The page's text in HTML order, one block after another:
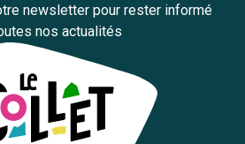
newsletter pour rester informé
nos actualités